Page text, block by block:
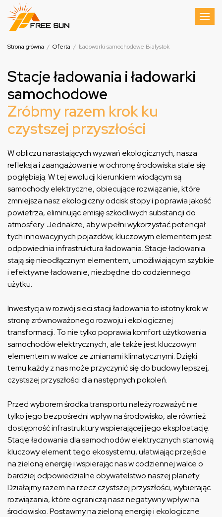
Strona główna / Oferta / Ładowarki samochodowe Białystok
Stacje ładowania i ładowarki
samochodowe
Zróbmy razem krok ku
czystszej przyszłości
W obliczu narastających wyzwań ekologicznych, nasza
refleksja i zaangażowanie w ochronę środowiska stale się
pogłębiają. W tej ewolucji kierunkiem wiodącym są
samochody elektryczne, obiecujące rozwiązanie, które
zmniejsza nasz ekologiczny odcisk stopy i poprawia jakość
powietrza, eliminując emisję szkodliwych substancji do
atmosfery. Jednakże, aby w pełni wykorzystać potencjał
tych innowacyjnych pojazdów, kluczowym elementem jest
odpowiednia infrastruktura ładowania. Stacje ładowania
stają się nieodłącznym elementem, umożliwiającym szybkie
i efektywne ładowanie, niezbędne do codziennego
użytku.
Inwestycja w rozwój sieci stacji ładowania to istotny krok w
stronę zrównoważonego rozwoju i ekologicznej
transformacji. To nie tylko poprawia komfort użytkowania
samochodów elektrycznych, ale także jest kluczowym
elementem w walce ze zmianami klimatycznymi. Dzięki
temu każdy z nas może przyczynić się do budowy lepszej,
czystszej przyszłości dla następnych pokoleń.
Przed wyborem środka transportu należy rozważyć nie
tylko jego bezpośredni wpływ na środowisko, ale również
dostępność infrastruktury wspierającej jego eksploatację.
Stacje ładowania dla samochodów elektrycznych stanowią
kluczowy element tego ekosystemu, ułatwiając przejście
na zieloną energię i wspierając nas w codziennej walce o
bardziej odpowiedzialne obywatelstwo naszej planety.
Działajmy razem na rzecz czystszej przyszłości, wybierając
rozwiązania, które ograniczą nasz negatywny wpływ na
środowisko. Postawmy na zieloną energię i ekologiczne